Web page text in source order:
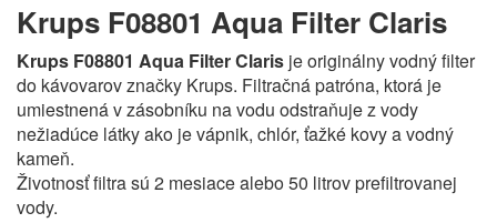
Krups F08801 Aqua Filter Claris
Krups F08801 Aqua Filter Claris je originálny vodný filter
do kávovarov značky Krups. Filtračná patróna, ktorá je
umiestnená v zásobníku na vodu odstraňuje z vody
nežiadúce látky ako je vápnik, chlór, ťažké kovy a vodný
kameň.
Životnosť filtra sú 2 mesiace alebo 50 litrov prefiltrovanej
vody.